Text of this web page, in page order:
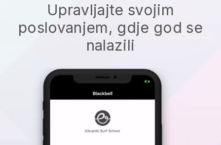
Upravljajte svojim
poslovanjem, gdje god se
nalazili